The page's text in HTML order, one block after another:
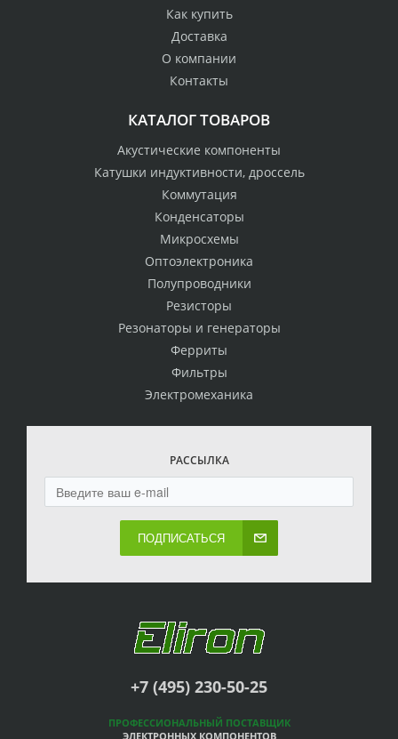
Как купить
Доставка
О компании
Контакты
КАТАЛОГ ТОВАРОВ
Акустические компоненты
Катушки индуктивности, дроссель
Коммутация
Конденсаторы
Микросхемы
Оптоэлектроника
Полупроводники
Резисторы
Резонаторы и генераторы
Ферриты
Фильтры
Электромеханика
РАССЫЛКА
ПОДПИСАТЬСЯ
+7 (495) 230-50-25
ПРОФЕССИОНАЛЬНЫЙ ПОСТАВЩИК
ЭЛЕКТРОННЫХ КОМПОНЕНТОВ